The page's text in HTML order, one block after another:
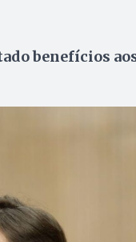
benefícios